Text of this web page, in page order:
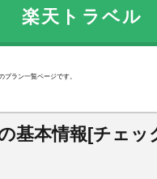
天トラベ
ラン一覧ページです。
基本情報[チェッ